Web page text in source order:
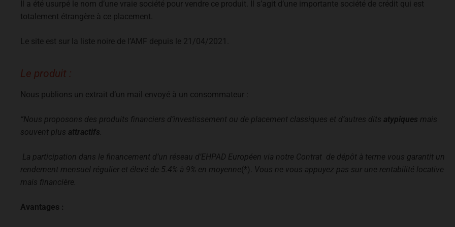
Il a été usurpé le nom d’une vraie société pour vendre ce produit. Il s’agit d’une importante société de crédit qui est
totalement étrangère à ce placement.
Le site est sur la liste noire de l’AMF depuis le 21/04/2021.
Le produit :
Nous publions un extrait d’un mail envoyé à un consommateur :
“Nous proposons des produits financiers d’investissement ou de placement classiques et d’autres dits atypiques mais
souvent plus attractifs.
La participation dans le financement d’un réseau d’EHPAD Européen via notre Contrat de dépôt à terme vous garantit un
rendement mensuel régulier et élevé de 5.4% à 9% en moyenne(*).
Vous ne vous appuyez pas sur une rentabilité locative
mais financière.
Avantages :